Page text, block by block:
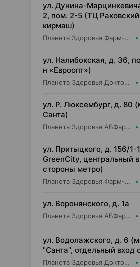
ул. Дунина-
2, пом. 2-5 (ТЦ Раковский
кирмаш)
Планета Здоровья Фарм-Продукт ОДО Аптека №24
ул. Налибокская, д. 36,
н «Евроопт»)
Планета Здоровья Доктор Время ООО Аптека №51
ул. Р. Люксембург, д. 80
Санта)
Планета Здоровья АБФармация ИООО Аптека №7
ул. Притыцкого, д. 156/1-
GreenCity, центральный
стороны метро)
Планета Здоровья Фарм-Продукт ОДО Аптека №23
ул. Воронянского, д. 1а
Планета Здоровья АБФармация ИООО Аптека №15
ул. Водолажского, д. 6
"Санта", отдельный вход
Планета Здоровья Доктор Таир ООО Аптека №17